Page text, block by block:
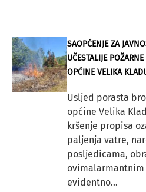
SAOPĆENJE ZA
UČESTALIJE
OPĆINE VELIKA
Usljed porasta
općine Velika
kršenje propisa
paljenja vatre,
posljedicama,
ovimalarmantnim
evidentno...